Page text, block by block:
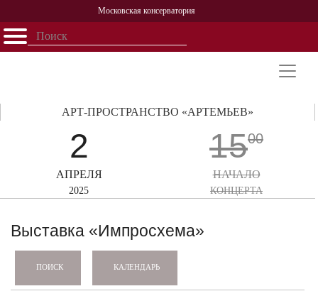
Московская консерватория
Открыть - закрыть
Персоналии
История
2
АПРЕЛЯ
2025
АРТ-ПРОСТРАНСТВО «АРТЕМЬЕВ»
1500
НАЧАЛО
КОНЦЕРТА
Выставка «Импросхема»
ПОИСК КАЛЕНДАРЬ